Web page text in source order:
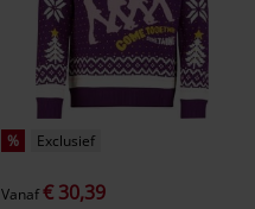
% Exclusief
Vanaf€ 30,39